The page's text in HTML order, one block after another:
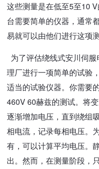
这些测量是在低至5至10
台需要简单的仪器，通常
易就可以由他们进行这项测
为了评估绕线式安川伺
理厂进行一项简单的试验
适当的试验仪器。你需要
460V 60赫兹的测试。将
逐渐增加电压，直到绕组
相电流，记录每相电压。
有，可以计算平均电压。
出。然而，在测量阶段，